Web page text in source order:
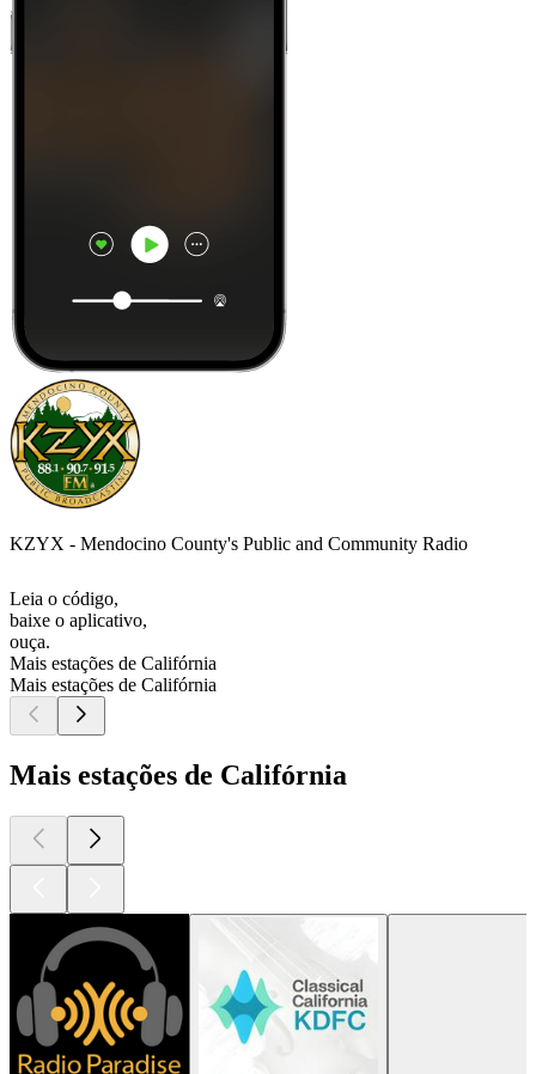
KZYX - Mendocino County's Public and Community Radio
Leia o código,
baixe o aplicativo,
ouça.
Mais estações de Califórnia
Mais estações de Califórnia
Mais estações de Califórnia